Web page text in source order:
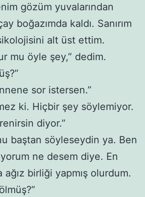
gözüm yuvalarından
boğazımda kaldı. Sanırım
alt üst ettim.
mu öyle şey,” dedim.
sor istersen.”
ki. Hiçbir şey söylemiyor.
diyor.”
baştan söyleseydin ya. Ben
ne desem diye. En
ağız birliği yapmış olurdum.